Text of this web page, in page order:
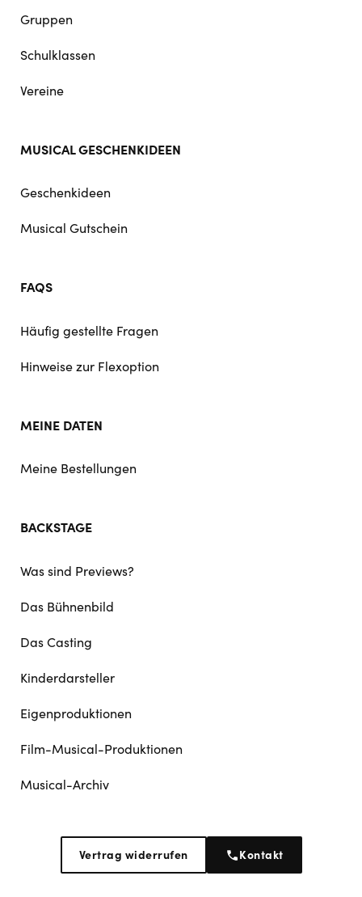
Gruppen
Schulklassen
Vereine
MUSICAL GESCHENKIDEEN
Geschenkideen
Musical Gutschein
FAQS
Häufig gestellte Fragen
Hinweise zur Flexoption
MEINE DATEN
Meine Bestellungen
BACKSTAGE
Was sind Previews?
Das Bühnenbild
Das Casting
Kinderdarsteller
Eigenproduktionen
Film-Musical-Produktionen
Musical-Archiv
Vertrag widerrufen Kontakt